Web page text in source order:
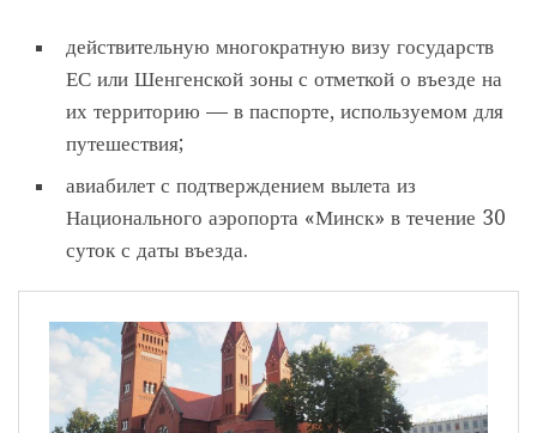
действительную многократную визу государств
ЕС или Шенгенской зоны с отметкой о въезде на
их территорию — в паспорте, используемом для
путешествия;
авиабилет с подтверждением вылета из
Национального аэропорта «Минск» в течение 30
суток с даты въезда.